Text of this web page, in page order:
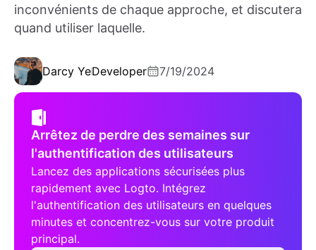
inconvénients de chaque approche, et discutera
quand utiliser laquelle.
Darcy YeDeveloper 7/19/2024
Arrêtez de perdre des semaines sur
l'authentification des utilisateurs
Lancez des applications sécurisées plus
rapidement avec Logto. Intégrez
l'authentification des utilisateurs en quelques
minutes et concentrez-vous sur votre produit
principal.